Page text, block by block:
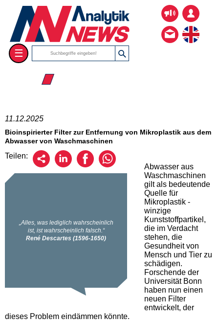
☰
☰ 2025
11.12.2025
Bioinspirierter Filter zur Entfernung von Mikroplastik aus dem
Abwasser von Waschmaschinen
Teilen:
Abwasser aus
Waschmaschinen
gilt als bedeutende
Quelle für
Mikroplastik -
winzige
Kunststoffpartikel,
die im Verdacht
stehen, die
Gesundheit von
Mensch und Tier zu
schädigen.
Forschende der
Universität Bonn
haben nun einen
neuen Filter
entwickelt, der
dieses Problem eindämmen könnte.